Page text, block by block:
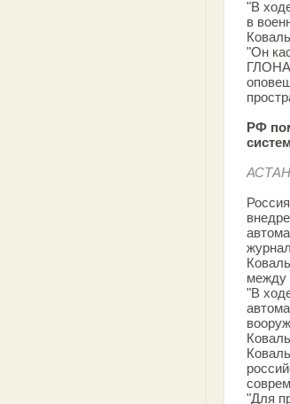
"В
в
"Он
РФ
между
"В
"Для